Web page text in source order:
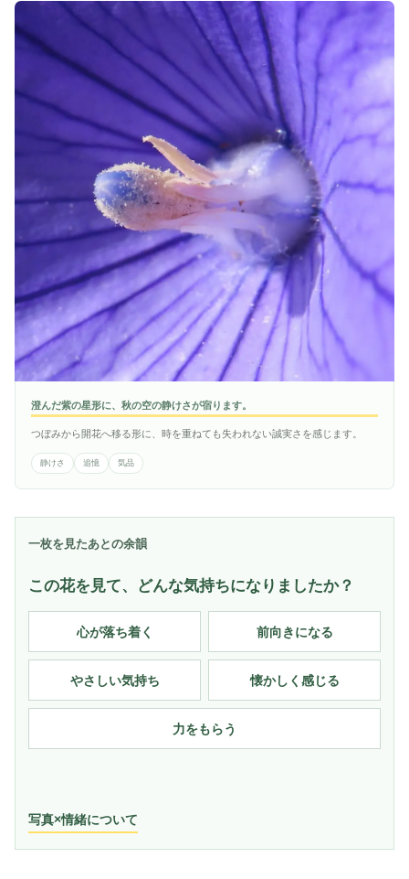
澄んだ紫の星形に、秋の空の静けさが宿ります。
つぼみから開花へ移る形に、時を重ねても失われない誠実さを感じます。
静けさ 追憶 気品
一枚を見たあとの余韻
この花を見て、どんな気持ちになりましたか？
心が落ち着く 前向きになる
やさしい気持ち 懐かしく感じる
力をもらう
写真×情緒について